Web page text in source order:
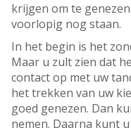
krijgen om te
voorlopig nog staan.
In het begin is het
Maar u zult zien dat
contact op met uw
het trekken van uw
goed genezen. Dan
nemen. Daarna kunt